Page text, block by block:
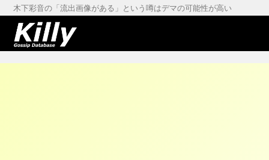
木下彩音の「流出画像がある」という噂はデマの可能性が高い